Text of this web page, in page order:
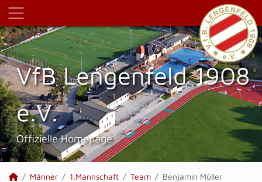
VfB Lengenfeld 1908
e.V.
Offizielle Homepage
Männer 1.Mannschaft Team Benjamin Müller